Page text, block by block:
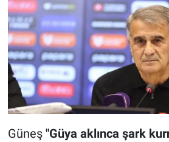
Güneş "Güya aklınca şark